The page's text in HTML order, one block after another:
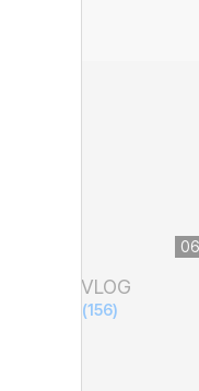
회 현장 VLOG
(156)